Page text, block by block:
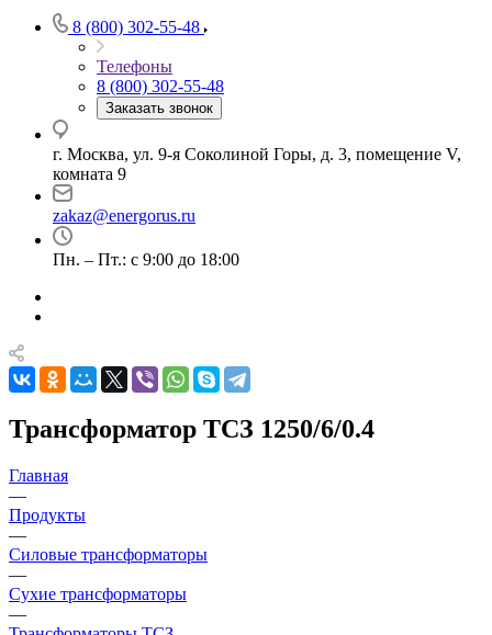
8 (800) 302-55-48
Телефоны
8 (800) 302-55-48
Заказать звонок
г. Москва, ул. 9-я Соколиной Горы, д. 3, помещение V,
комната 9
zakaz@energorus.ru
Пн. – Пт.: с 9:00 до 18:00
Трансформатор ТСЗ 1250/6/0.4
Главная
—
Продукты
—
Силовые трансформаторы
—
Сухие трансформаторы
—